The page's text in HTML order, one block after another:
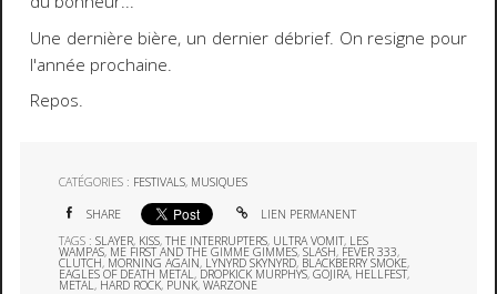
Une dernière bière, un dernier débrief. On resigne pour
l'année prochaine.
Repos.
CATÉGORIES : FESTIVALS, MUSIQUES
SHARE
LIEN PERMANENT
TAGS :SLAYER, KISS,THE INTERRUPTERS, ULTRA VOMIT, LES
WAMPAS, ME FIRST AND THE GIMME GIMMES,SLASH, FEVER 333,
CLUTCH, MORNING AGAIN, LYNYRD SKYNYRD, BLACKBERRY SMOKE,
EAGLES OF DEATH METAL ,DROPKICK MURPHYS,GOJIRA, HELLFEST,
METAL , HARD ROCK, PUNK,WARZONE